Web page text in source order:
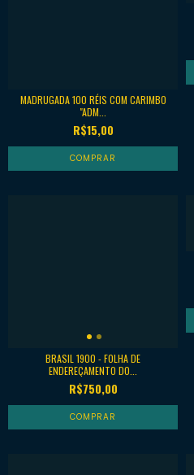
MADRUGADA 100 RÉIS COM CARIMBO
"ADM...
R$15,00
BRASIL 1900 - FOLHA DE
ENDEREÇAMENTO DO...
R$750,00